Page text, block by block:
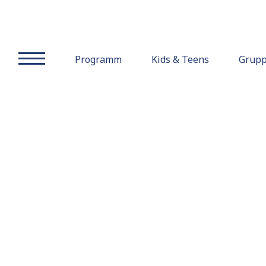
Programm Kids & Teens